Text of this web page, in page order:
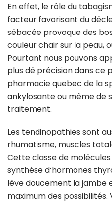
En effet, le rôle du
facteur favorisant du
sébacée provoque des
couleur chair sur la peau,
Pourtant nous pouvons
plus dé précision dans ce
pharmacie quebec de la
ankylosante ou même de
traitement.
Les tendinopathies sont
rhumatisme, muscles
Cette classe de
synthèse d’hormones
lève doucement la jambe
maximum des